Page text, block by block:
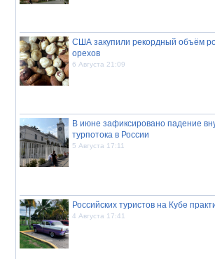
США закупили рекордный объём
орехов
6 Августа 21:09
В июне зафиксировано падение
турпотока в России
5 Августа 17:11
Российских туристов на Кубе
4 Августа 17:41